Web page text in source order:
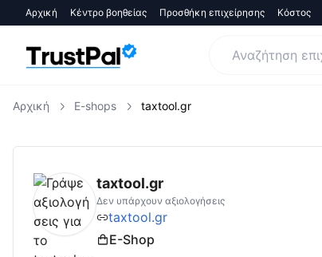
Αρχική Κέντρο βοηθείας Προσθήκη επιχείρησης Κόστος
Αρχική E-shops taxtool.gr
taxtool.grΑξιολογήσεις | Δες
taxtool.gr
Δεν υπάρχουν αξιολογήσεις
taxtool.gr
E-Shop